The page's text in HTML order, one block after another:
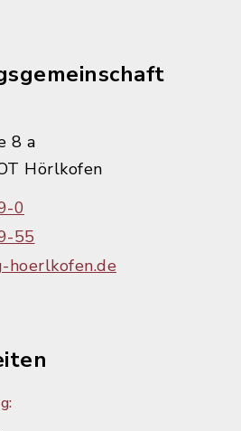
8 a
Hörlkofen
0
55
hoerlkofen.de